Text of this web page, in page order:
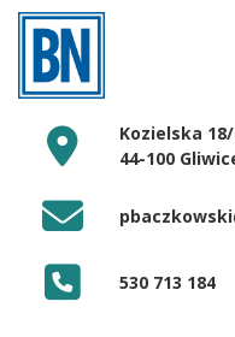
Kozielska
44-100
530 713 184